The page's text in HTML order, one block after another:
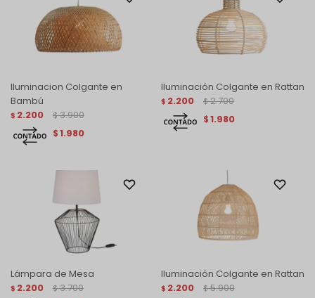
Iluminacion Colgante en
Bambú
$ 2.200 $ 3.900
$1.980
Iluminación Colgante en Rattan
$ 2.200 $ 2.700
$1.980
Lámpara de Mesa
$ 2.200 $ 3.700
Iluminación Colgante en Rattan
$ 2.200 $ 5.900